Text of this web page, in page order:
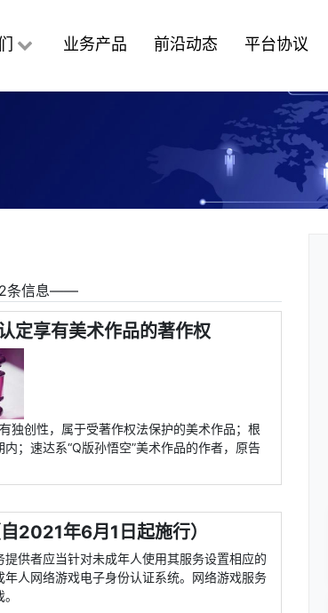
业务产品 前沿动态 平台协议
条信息――
定享有美术作品的著作权
独创性，属于受著作权法保护的美术作品；根
；速达系“Q版孙悟空”美术作品的作者，原告
2021年6月1日起施行）
供者应当针对未成年人使用其服务设置相应的
人网络游戏电子身份认证系统。网络游戏服务